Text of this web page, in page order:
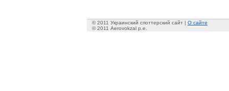
© 2011 Украинский споттерский сайт | О сайте
© 2011 Aerovokzal p.e.